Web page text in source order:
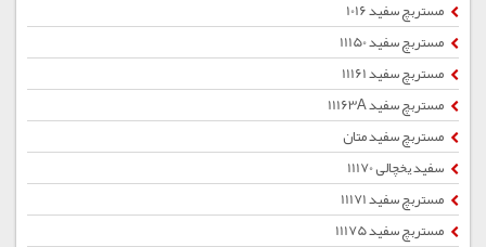
مستربچ سفید 1016
مستربچ سفید 11150
مستربچ سفید 11161
مستربچ سفید 11163A
مستربچ سفید متان
سفید یخچالی 11170
مستربچ سفید 11171
مستربچ سفید 11175